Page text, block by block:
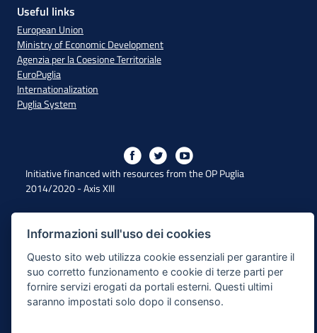
Useful links
European Union
Ministry of Economic Development
Agenzia per la Coesione Territoriale
EuroPuglia
Internationalization
Puglia System
Initiative financed with resources from the OP Puglia
2014/2020 - Axis XIII
Accessibility
Legal Note
Privacy Policy
Informazioni sull'uso dei cookies
Questo sito web utilizza cookie essenziali per garantire il
suo corretto funzionamento e cookie di terze parti per
fornire servizi erogati da portali esterni. Questi ultimi
saranno impostati solo dopo il consenso.